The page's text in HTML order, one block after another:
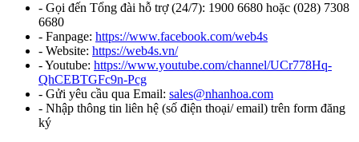
- Gọi đến Tổng đài hỗ trợ (24/7): 1900 6680 hoặc (028) 7308
6680
- Fanpage: https://www.facebook.com/web4s
- Website: https://web4s.vn/
- Youtube: https://www.youtube.com/channel/UCr778Hq-
QhCEBTGFc9n-Pcg
- Gửi yêu cầu qua Email: sales@nhanhoa.com
- Nhập thông tin liên hệ (số điện thoại/ email) trên form đăng
ký